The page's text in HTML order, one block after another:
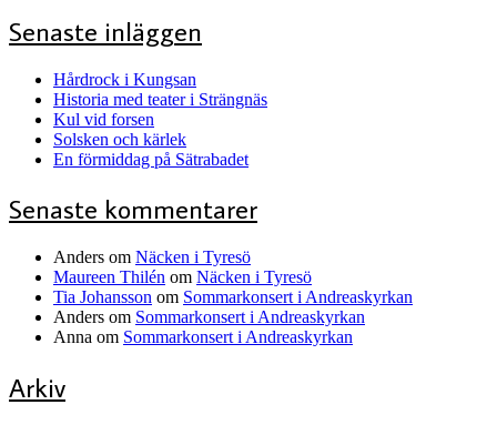
Senaste inläggen
Hårdrock i Kungsan
Historia med teater i Strängnäs
Kul vid forsen
Solsken och kärlek
En förmiddag på Sätrabadet
Senaste kommentarer
Anders om Näcken i Tyresö
Maureen Thilén om Näcken i Tyresö
Tia Johansson om Sommarkonsert i Andreaskyrkan
Anders om Sommarkonsert i Andreaskyrkan
Anna om Sommarkonsert i Andreaskyrkan
Arkiv